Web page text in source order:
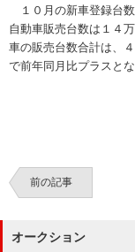
１０月の新車登録台
自動車販売台数は１４
車の販売台数合計は、
で前年同月比プラスとな
前の記事
オークション